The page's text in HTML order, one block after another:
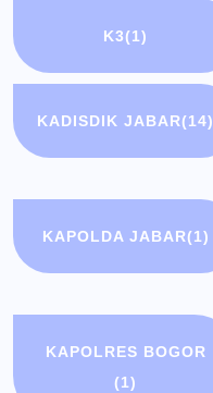
K3(1)
KADISDIK JABAR(14)
KAPOLDA JABAR(1)
KAPOLRES BOGOR
(1)